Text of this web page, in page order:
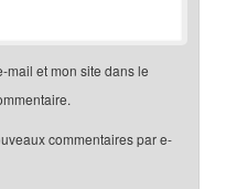
mail et mon site dans le
commentaires par e-